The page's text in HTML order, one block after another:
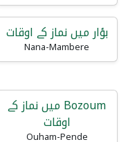
بؤار میں نماز کے اوقات
Nana-Mambere
Bozoum میں نماز کے
اوقات
Ouham-Pende